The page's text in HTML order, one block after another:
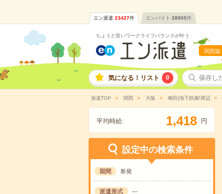
エン派遣 23427件 エンバイト 28905件
ちょうど良いワークライフバランスが叶う
関西版
気になる！リスト 0 保存し
派遣TOP 関西 大阪 梅田(地下鉄)駅周辺
平均時給: 1,418 円
設定中の検索条件
期間 単発
派遣形式 ---